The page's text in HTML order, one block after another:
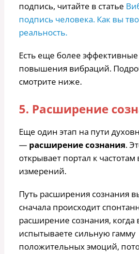
подпись, читайте в статье
подпись человека. Как вы
реальность.
Есть еще более
повышения вибраций.
смотрите ниже.
5. Расширение
Еще один этап на пути
— расширение сознания.
открывает портал к
измерений.
Путь расширения сознания
сначала происходит
расширение сознания, когда
испытываете сильную гамму
положительных эмоций,